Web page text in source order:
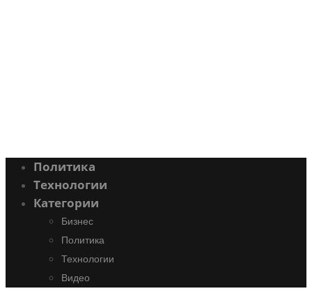
Политика
Технологии
Категории
Бизнес
Политика
Технологии
Видео